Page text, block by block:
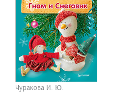
Чуракова И. Ю.